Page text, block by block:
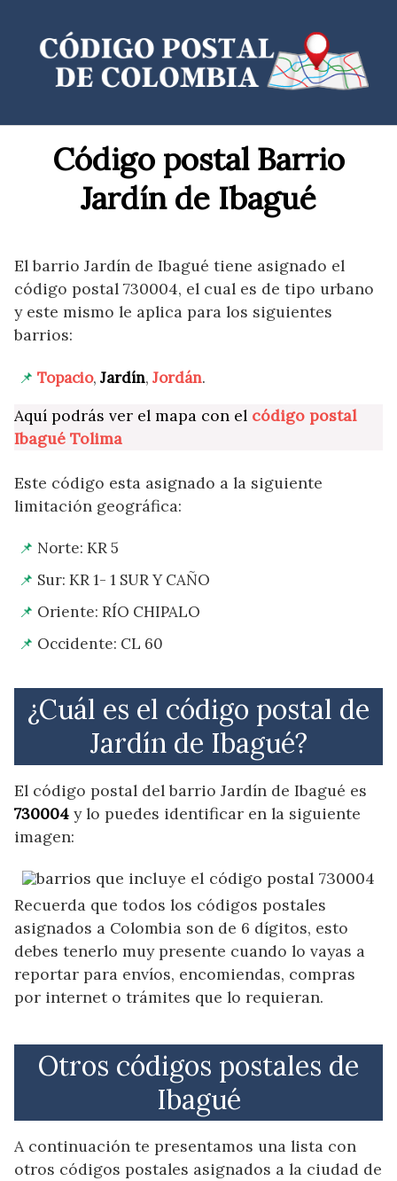
contenido
Código postal Barrio
Jardín de Ibagué
El barrio Jardín de Ibagué tiene asignado el
código postal 730004, el cual es de tipo urbano
y este mismo le aplica para los siguientes
barrios:
Topacio, Jardín, Jordán.
Aquí podrás ver el mapa con el código postal
Ibagué Tolima
Este código esta asignado a la siguiente
limitación geográfica:
Norte: KR 5
Sur: KR 1- 1 SUR Y CAÑO
Oriente: RÍO CHIPALO
Occidente: CL 60
¿Cuál es el código postal de
Jardín de Ibagué?
El código postal del barrio Jardín de Ibagué es
730004 y lo puedes identificar en la siguiente
imagen:
Recuerda que todos los códigos postales
asignados a Colombia son de 6 dígitos, esto
debes tenerlo muy presente cuando lo vayas a
reportar para envíos, encomiendas, compras
por internet o trámites que lo requieran.
Otros códigos postales de
Ibagué
A continuación te presentamos una lista con
otros códigos postales asignados a la ciudad de